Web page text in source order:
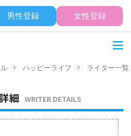
男性登録 女性登録
ハッピーライフ ライター一覧
細 WRITER DETAILS